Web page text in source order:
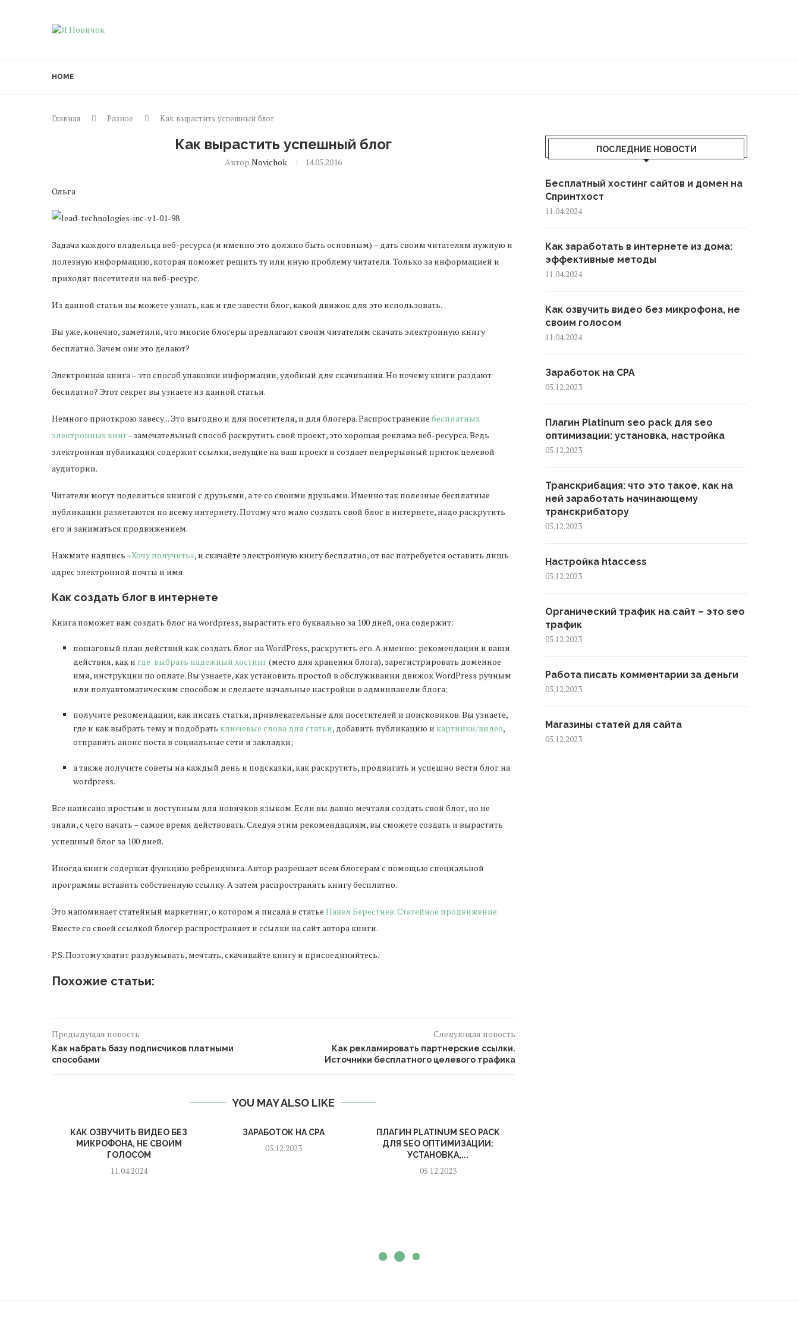
HOME
Главная Разное Как вырастить успешный блог
Как вырастить успешный блог
АвторNovichok 14.05.2016
Ольга
Задача каждого владельца веб-ресурса (и именно это должно быть основным) – дать своим читателям нужную и
полезную информацию, которая поможет решить ту или иную проблему читателя. Только за информацией и
приходят посетители на веб-ресурс.
Из данной статьи вы можете узнать, как и где завести блог, какой движок для это использовать.
Вы уже, конечно, заметили, что многие блогеры предлагают своим читателям скачать электронную книгу
бесплатно. Зачем они это делают?
Электронная книга – это способ упаковки информации, удобный для скачивания. Но почему книги раздают
бесплатно? Этот секрет вы узнаете из данной статьи.
Немного приоткрою завесу... Это выгодно и для посетителя, и для блогера. Распространение бесплатных
электронных книг- замечательный способ раскрутить свой проект, это хорошая реклама веб-ресурса. Ведь
электронная публикация содержит ссылки, ведущие на ваш проект и создает непрерывный приток целевой
аудитории.
Читатели могут поделиться книгой с друзьями, а те со своими друзьями. Именно так полезные бесплатные
публикации разлетаются по всему интернету. Потому что мало создать свой блог в интернете, надо раскрутить
его и заниматься продвижением.
Нажмите надпись «Хочу получить», и скачайте электронную книгу бесплатно, от вас потребуется оставить лишь
адрес электронной почты и имя.
Как создать блог в интернете
Книга поможет вам создать блог на wordpress, вырастить его буквально за 100 дней, она содержит:
пошаговый план действий как создать блог на WordPress, раскрутить его. А именно: рекомендации и ваши
действия, как и где выбрать надежный хостинг(место для хранения блога), зарегистрировать доменное
имя, инструкции по оплате. Вы узнаете, как установить простой в обслуживании движок WordPress ручным
или полуавтоматическим способом и сделаете начальные настройки в админпанели блога;
получите рекомендации, как писать статьи, привлекательные для посетителей и поисковиков. Вы узнаете,
где и как выбрать тему и подобрать ключевые слова для статьи, добавить публикацию и картинки/видео,
отправить анонс поста в социальные сети и закладки;
а также получите советы на каждый день и подсказки, как раскрутить, продвигать и успешно вести блог на
wordpress.
Все написано простым и доступным для новичков языком. Если вы давно мечтали создать свой блог, но не
знали, с чего начать – самое время действовать. Следуя этим рекомендациям, вы сможете создать и вырастить
успешный блог за 100 дней.
Иногда книги содержат функцию ребрендинга. Автор разрешает всем блогерам с помощью специальной
программы вставить собственную ссылку. А затем распространять книгу бесплатно.
Это напоминает статейный маркетинг, о котором я писала в статье Павел Берестнев. Статейное продвижение.
Вместе со своей ссылкой блогер распространяет и ссылки на сайт автора книги.
P.S. Поэтому хватит раздумывать, мечтать, скачивайте книгу и присоединяйтесь.
Похожие статьи:
Предыдущая новость
Как набрать базу подписчиков платными
способами
Следующая новость
Как рекламировать партнерские ссылки.
Источники бесплатного целевого трафика
YOU MAY ALSO LIKE
КАК ОЗВУЧИТЬ ВИДЕО БЕЗ
МИКРОФОНА, НЕ СВОИМ
ГОЛОСОМ
11.04.2024
ЗАРАБОТОК НА CPA
05.12.2023
ПЛАГИН PLATINUM SEO PACK
ДЛЯ SEO ОПТИМИЗАЦИИ:
УСТАНОВКА,...
05.12.2023
ПОСЛЕДНИЕ НОВОСТИ
Бесплатный хостинг сайтов и домен на
Спринтхост
11.04.2024
Как заработать в интернете из дома:
эффективные методы
11.04.2024
Как озвучить видео без микрофона, не
своим голосом
11.04.2024
Заработок на CPA
05.12.2023
Плагин Platinum seo pack для seo
оптимизации: установка, настройка
05.12.2023
Транскрибация: что это такое, как на
ней заработать начинающему
транскрибатору
05.12.2023
Настройка htaccess
05.12.2023
Органический трафик на сайт – это seo
трафик
05.12.2023
Работа писать комментарии за деньги
05.12.2023
Магазины статей для сайта
05.12.2023